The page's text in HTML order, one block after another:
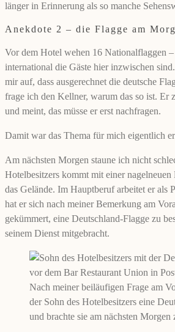
länger in Erinnerung als so manche
Anekdote 2 – die Flagge am
Vor dem Hotel wehen 16 Nationalflaggen
international die Gäste hier inzwischen
mir auf, dass ausgerechnet die deutsche
frage ich den Kellner, warum das so ist. Er
und meint, das müsse er erst nachfragen.
Damit war das Thema für mich eigentlich
Am nächsten Morgen staune ich nicht
Hotelbesitzers kommt mit einer
das Gelände. Im Hauptberuf arbeitet er als
hat er sich nach meiner Bemerkung am
gekümmert, eine Deutschland-Flagge zu
seinem Dienst mitgebracht.
Nach meiner beiläufigen Frage am
der Sohn des Hotelbesitzers eine
und brachte sie am nächsten Morgen